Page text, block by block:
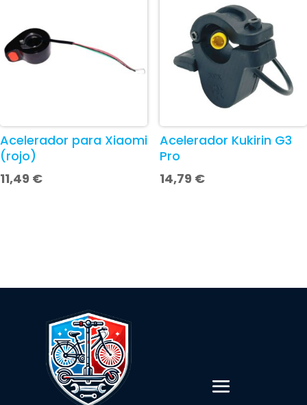
Acelerador para Xiaomi
(rojo)
11,49 €
Acelerador Kukirin G3
Pro
14,79 €